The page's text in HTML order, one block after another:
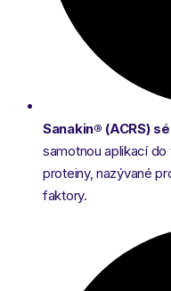
Sanakin® (ACRS)
samotnou aplikací
proteiny, nazývané
faktory.